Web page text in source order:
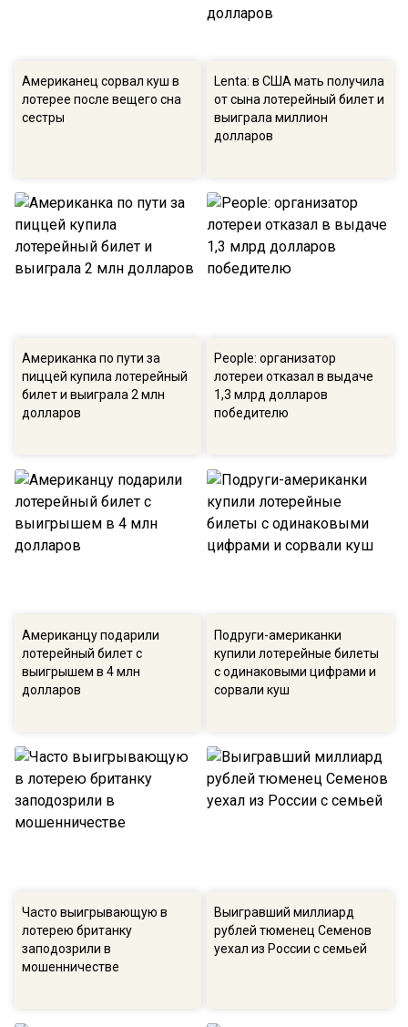
Американец сорвал куш в
лотерее после вещего сна
сестры
Lenta: в США мать получила
от сына лотерейный билет и
выиграла миллион
долларов
Американка по пути за
пиццей купила лотерейный
билет и выиграла 2 млн
долларов
People: организатор
лотереи отказал в выдаче
1,3 млрд долларов
победителю
Американцу подарили
лотерейный билет с
выигрышем в 4 млн
долларов
Подруги-американки
купили лотерейные билеты
с одинаковыми цифрами и
сорвали куш
Часто выигрывающую в
лотерею британку
заподозрили в
мошенничестве
Выигравший миллиард
рублей тюменец Семенов
уехал из России с семьей